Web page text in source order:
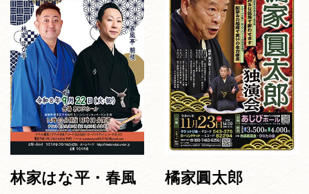
林家はな平・春風
橘家圓太郎